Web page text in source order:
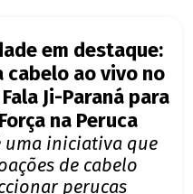
em destaque:
cabelo ao vivo no
Ji-Paraná para
na Peruca
uma iniciativa que
de cabelo
perucas